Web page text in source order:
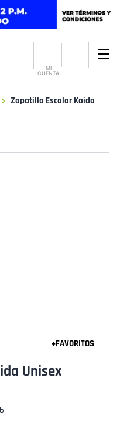
MI
CUENTA
Zapatilla Escolar Kaida
Unisex